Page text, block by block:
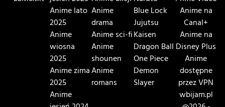
Anime lato
2025
Anime
wiosna
2025
Anime zima
2025
Anime
Anime
drama
Anime sci-fi
Anime
shounen
Anime
romans
Blue Lock
Jujutsu
Kaisen
Dragon Ball
One Piece
Demon
Slayer
Anime na
Canal+
Anime na
Disney Plus
Anime
dostępne
przez VPN
wbijam.pl